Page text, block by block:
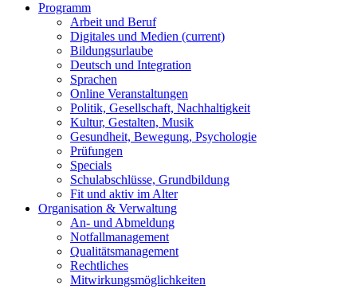
Programm
Arbeit und Beruf
Digitales und Medien (current)
Bildungsurlaube
Deutsch und Integration
Sprachen
Online Veranstaltungen
Politik, Gesellschaft, Nachhaltigkeit
Kultur, Gestalten, Musik
Gesundheit, Bewegung, Psychologie
Prüfungen
Specials
Schulabschlüsse, Grundbildung
Fit und aktiv im Alter
Organisation & Verwaltung
An- und Abmeldung
Notfallmanagement
Qualitätsmanagement
Rechtliches
Mitwirkungsmöglichkeiten